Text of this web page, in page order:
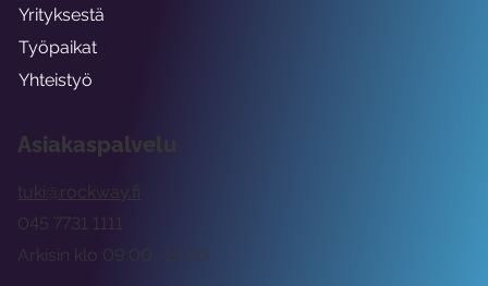
Asiakaspalvelu
tuki@rockway.fi
Arkisin klo 09:00 -15:00
045 7731 1111
Yrityksestä
Työpaikat
Yhteistyö